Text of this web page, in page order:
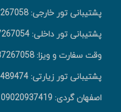
پشتیبانی تور خارجی: 09137267058
پشتیبانی تور داخلی: 09137267054
وقت سفارت و ویزا: 09137267058
پشتیبانی تور زیارتی: 09136489474
اصفهان گردی: 09020937419